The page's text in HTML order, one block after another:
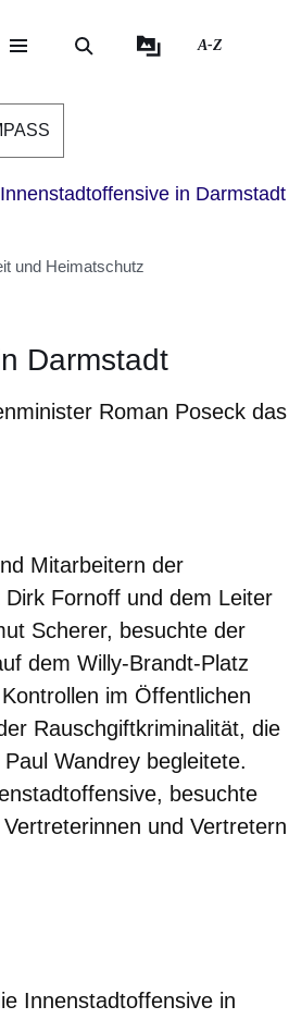
A-Z
in Darmstadt
und Heimatschutz
Darmstadt
Roman Poseck das
Mitarbeitern der
Fornoff und dem Leiter
Scherer, besuchte der
dem Willy-Brandt-Platz
im Öffentlichen
Rauschgiftkriminalität, die
Wandrey begleitete.
besuchte
und Vertretern
Innenstadtoffensive in